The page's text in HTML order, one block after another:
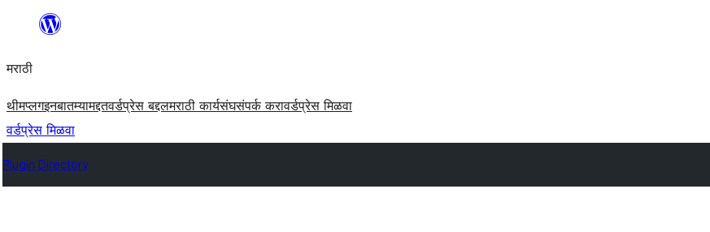
सामुग्रीवर
मराठी
थीमप्लगइनबातम्यामद्दतवर्डप्रेस बद्दलमराठी कार्यसंघसंपर्क करावर्डप्रेस मिळवा
वर्डप्रेस मिळवा
Plugin Directory